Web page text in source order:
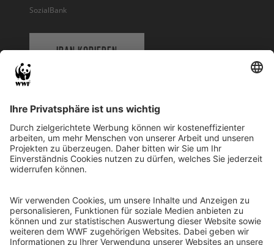
SozialBank
IBAN KOPIEREN
WWF Deutschland
Reinhardtstr. 18
10117 Berlin
Ihre Spende kann steuerlich geltend gemacht werden
Registriert als Stiftung WWF Deutschland, Senatsverwaltung für